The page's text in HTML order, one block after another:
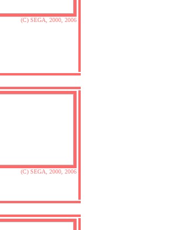
(C) SEGA, 2000, 2006
(C) SEGA, 2000, 2006